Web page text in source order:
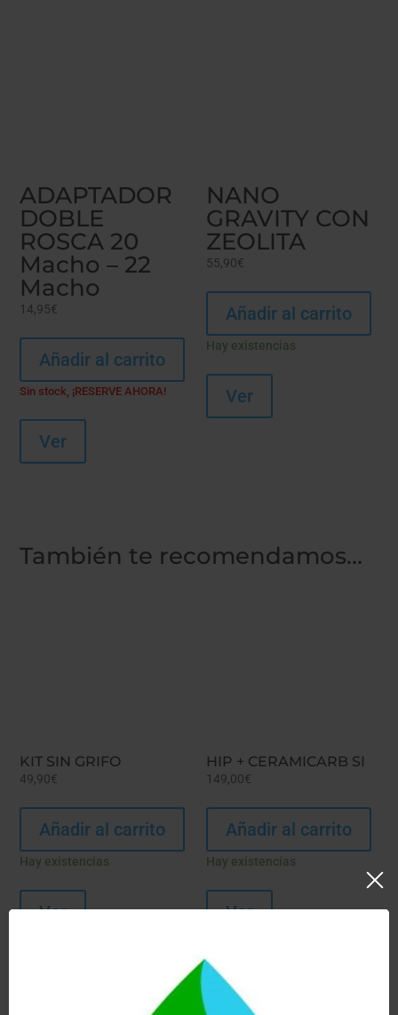
ADAPTADOR
DOBLE
ROSCA 20
Macho – 22
Macho
14,95€
Añadir al carrito
Sin stock, ¡RESERVE AHORA!
Ver
NANO
GRAVITY CON
ZEOLITA
55,90€
Añadir al carrito
Hay existencias
Ver
También te recomendamos…
KIT SIN GRIFO
49,90€
Añadir al carrito
Hay existencias
Ver
HIP + CERAMICARB SI
149,00€
Añadir al carrito
Hay existencias
Ver